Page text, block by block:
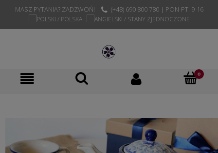
MASZ PYTANIA? ZADZWOŃ! (+48) 690 800 780 | PON-PT. 9-16